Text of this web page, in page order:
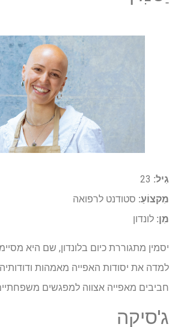
גִיל: 23
מִקצוֹעַ: סטודנט לרפואה
מִן: לונדון
יסמין מתגוררת כיום בלונדון, שם היא
למדה את יסודות האפייה מאמהות ודודותיה
חביבים מאפייה אצווה למפגשים
ג'סיקה